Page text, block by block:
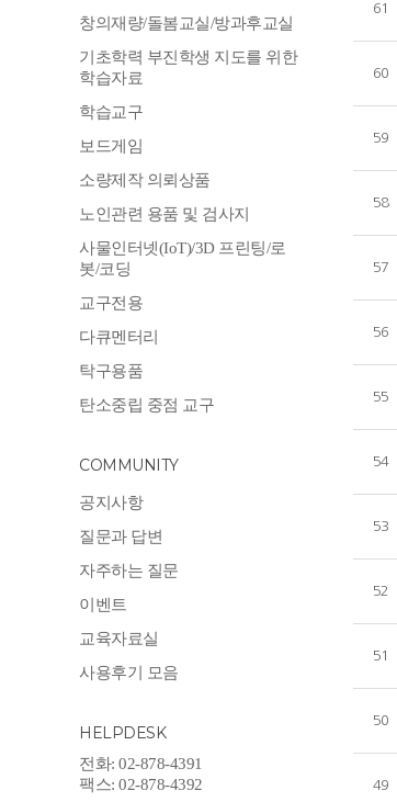
창의재량/돌봄교실/방과후교실
기초학력 부진학생 지도를 위한
학습자료
학습교구
보드게임
소량제작 의뢰상품
노인관련 용품 및 검사지
사물인터넷(IoT)/3D 프린팅/로
봇/코딩
교구전용
다큐멘터리
탁구용품
탄소중립 중점 교구
COMMUNITY
공지사항
질문과 답변
자주하는 질문
이벤트
교육자료실
사용후기 모음
HELPDESK
전화: 02-878-4391
팩스: 02-878-4392
61
60
59
58
57
56
55
54
53
52
51
50
49